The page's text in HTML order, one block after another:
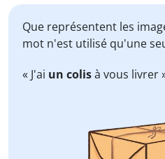
Que représentent les
mot n'est utilisé qu'une
« J'ai un colisà vous livrer